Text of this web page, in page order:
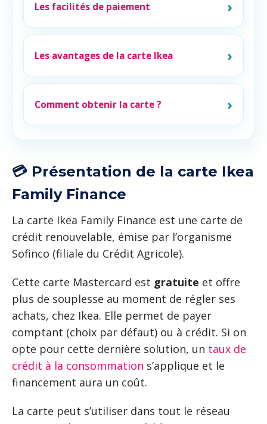
Les facilités de paiement
Les avantages de la carte Ikea
Comment obtenir la carte ?
💳 Présentation de la carte Ikea
Family Finance
La carte Ikea Family Finance est une carte de
crédit renouvelable, émise par l’organisme
Sofinco (filiale du Crédit Agricole).
Cette carte Mastercard est gratuite et offre
plus de souplesse au moment de régler ses
achats, chez Ikea. Elle permet de payer
comptant (choix par défaut) ou à crédit. Si on
opte pour cette dernière solution, un taux de
crédit à la consommation s’applique et le
financement aura un coût.
La carte peut s’utiliser dans tout le réseau